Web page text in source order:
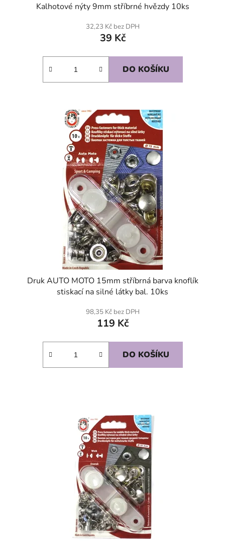
Kalhotové nýty 9mm stříbrné hvězdy 10ks
32,23 Kč bez DPH
39 Kč
DO KOŠÍKU
Druk AUTO MOTO 15mm stříbrná barva knoflík
stiskací na silné látky bal. 10ks
98,35 Kč bez DPH
119 Kč
DO KOŠÍKU